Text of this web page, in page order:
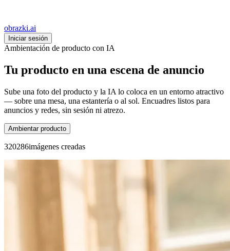
obrazki.ai
Iniciar sesión
Ambientación de producto con IA
Tu producto en una escena de anuncio
Sube una foto del producto y la IA lo coloca en un entorno atractivo
— sobre una mesa, una estantería o al sol. Encuadres listos para
anuncios y redes, sin sesión ni atrezo.
Ambientar producto
320286imágenes creadas